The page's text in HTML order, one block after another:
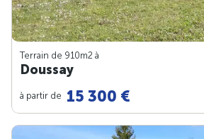
Terrain de 910m2 à
Doussay
à partir de 15 300 €